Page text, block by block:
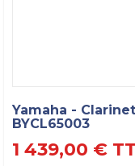
Yamaha -
BYCL65003
1 439,00 €